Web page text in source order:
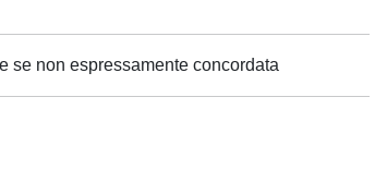
se non espressamente concordata